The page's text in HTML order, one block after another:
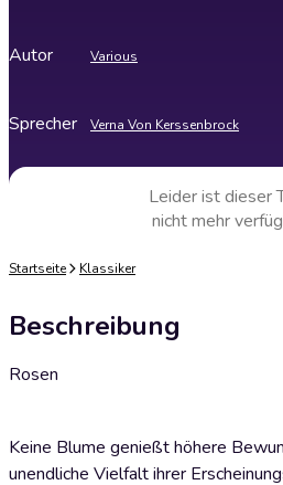
Autor Various
Sprecher Verna Von Kerssenbrock
Leider ist dieser
nicht mehr
Startseite Klassiker
Beschreibung
Rosen
Keine Blume genießt höhere
unendliche Vielfalt ihrer